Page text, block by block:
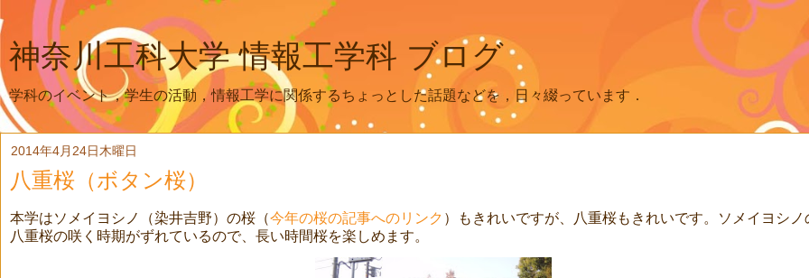
神奈川工科大学 情報工学科 ブログ
学科のイベント，学生の活動，情報工学に関係するちょっとした話題などを，日々綴っています．
2014年4月24日木曜日
八重桜（ボタン桜）
本学はソメイヨシノ（染井吉野）の桜（今年の桜の記事へのリンク ）もきれいですが、八重桜もきれいです。ソメイヨシノ
八重桜の咲く時期がずれているので、長い時間桜を楽しめます。